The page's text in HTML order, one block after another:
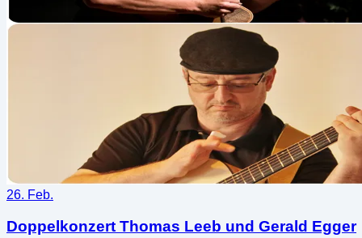
26. Feb.
Doppelkonzert Thomas Leeb und Gerald Egger